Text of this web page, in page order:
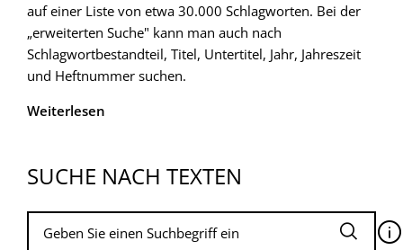
auf einer Liste von etwa 30.000 Schlagworten. Bei der
„erweiterten Suche" kann man auch nach
Schlagwortbestandteil, Titel, Untertitel, Jahr, Jahreszeit
und Heftnummer suchen.
Weiterlesen
SUCHE NACH TEXTEN
🛈